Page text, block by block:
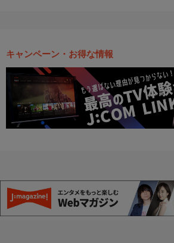
キャンペーン・お得な情報